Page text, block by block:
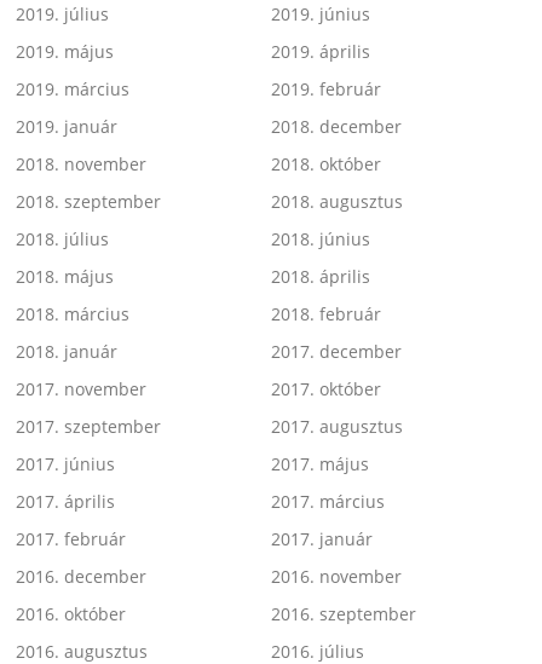
2019. július
2019. június
2019. május
2019. április
2019. március
2019. február
2019. január
2018. december
2018. november
2018. október
2018. szeptember
2018. augusztus
2018. július
2018. június
2018. május
2018. április
2018. március
2018. február
2018. január
2017. december
2017. november
2017. október
2017. szeptember
2017. augusztus
2017. június
2017. május
2017. április
2017. március
2017. február
2017. január
2016. december
2016. november
2016. október
2016. szeptember
2016. augusztus
2016. július